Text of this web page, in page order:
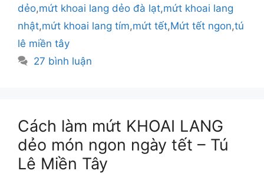
dẻo,mứt khoai lang dẻo đà lạt,mứt khoai lang
nhật,mứt khoai lang tím,mứt tết,Mứt tết ngon,tú
lê miền tây
27 bình luận
Cách làm mứt KHOAI LANG
dẻo món ngon ngày tết – Tú
Lê Miền Tây